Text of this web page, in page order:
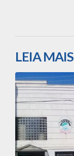
LEIA MAIS